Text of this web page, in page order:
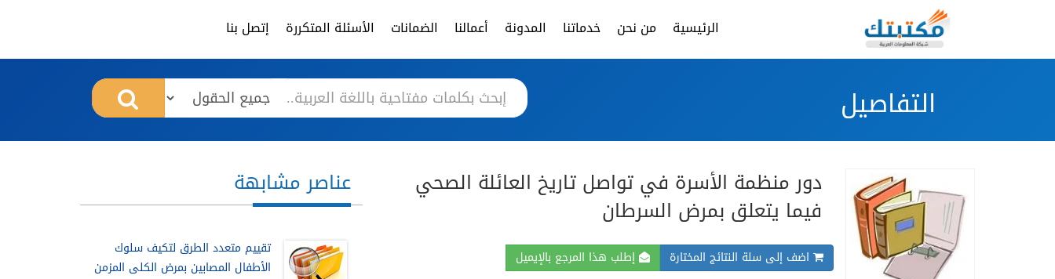
الرئيسية من نحن خدماتنا المدونة أعمالنا الضمانات الأسئلة المتكررة إتصل بنا
التفاصيل
دور منظمة الأسرة في تواصل تاريخ العائلة الصحي
فيما يتعلق بمرض السرطان
اضف إلى سلة النتائج المختارة إطلب هذا المرجع بالإيميل
عناصر مشابهة
تقييم متعدد الطرق لتكيف سلوك
الأطفال المصابين بمرض الكلى المزمن